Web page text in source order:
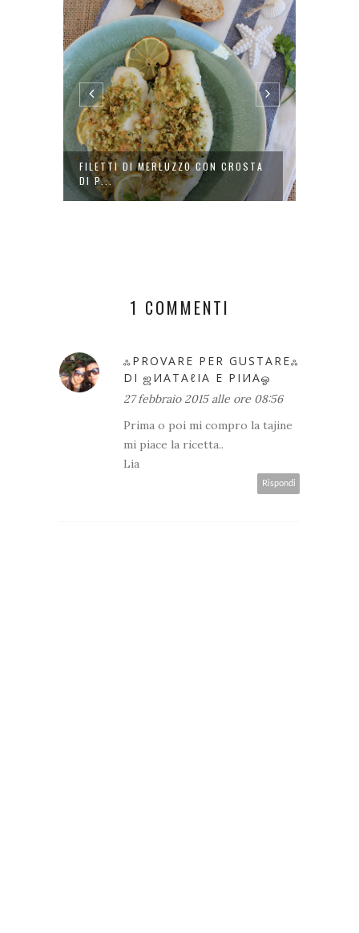
FILETTI DI MERLUZZO CON CROSTA
DI P...
1 COMMENTI
ஃPROVARE PER GUSTAREஃ
DI ஜИΑТΑℓΙΑ E ΡΙИΑஓ
27 febbraio 2015 alle ore 08:56
Prima o poi mi compro la tajine
mi piace la ricetta..
Lia
Rispondi